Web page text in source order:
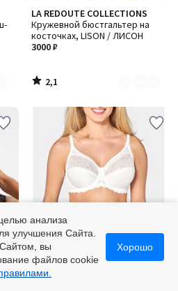
LA REDOUTE COLLECTIONS
Кружевной бюстгальтер на
косточках, LISON / ЛИСОН
3000 ₽
2,1
/ 5
Количество
цветов:
3
2,1
/
TRIUMPH
Бюстгальтер облегающий
4,6
/ 5
Количество
цветов:
анализа
улучшения Сайта.
вы
файлов cookie
Хорошо